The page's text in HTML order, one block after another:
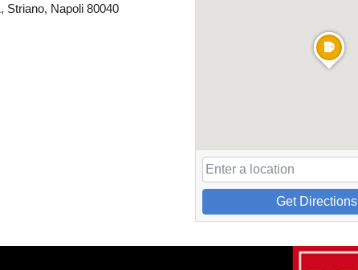
Striano, Napoli 80040
Get Directions